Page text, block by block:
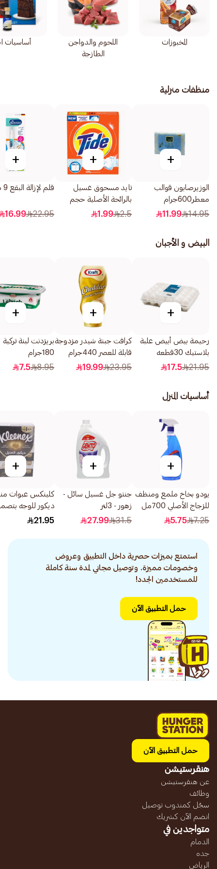
المخبوزات
اللحوم والدواجن
الطازجة
أساسيات
منظفات منزلية
+
الوزيرصابون قوالب
معطر600جرام
14.95
11.99
+
تايد مسحوق غسيل
بالرائحة الأصلية حجم
صغير 110جرام
2.5
1.99
+
قلم لإزالة البقع 9 مل
22.95
16.99
البيض و الأجبان
+
رحيمة بيض أبيض علبة
بلاستيك 30قطعه
21.95
17.5
+
كرافت جبنة شيدر مزدوجة
قابلة للعصر 440جرام
23.95
19.99
+
بريزدنت لبنة تركية
180جرام
8.95
7.5
أساسيات المنزل
+
يودو بخاخ ملمع ومنظف
للزجاج الأصلي 700مل
7.25
5.75
+
جنتو جل غسيل سائل -
زهور - 3لتر
31.5
27.99
+
كلينكس عبوات
ديكور للوجه
6 قطع
21.95
استمتع بميزات حصرية داخل التطبيق وعروض
وخصومات مميزة. وتوصيل مجاني لمدة سنة كاملة
للمستخدمين الجدد!
حمل التطبيق الآن
حمل التطبيق الآن
هنقرستيشن
عن هنقرستيشن
وظائف
سجّل كمندوب توصيل
انضم الآن كشريك
متواجدين في
الدمام
جده
الرياض